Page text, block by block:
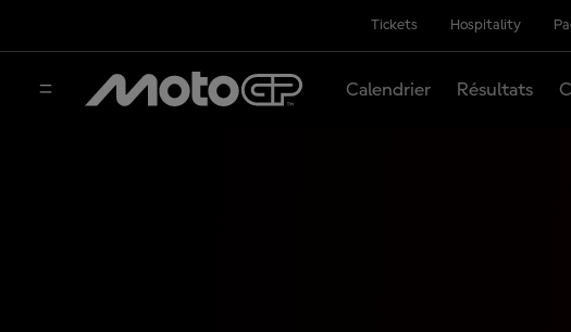
Tickets Hospitality
Calendrier Résultats